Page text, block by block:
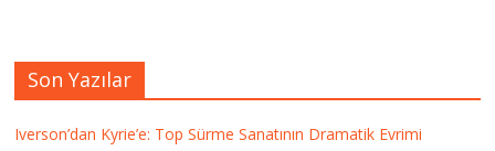
Son Yazılar
Iverson’dan Kyrie’e: Top Sürme Sanatının Dramatik Evrimi